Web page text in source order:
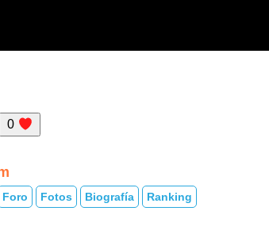
0
Foro Fotos Biografía Ranking